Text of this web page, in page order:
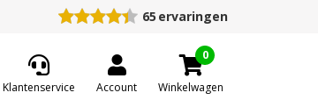
65 ervaringen
Klantenservice Account
0
Winkelwagen